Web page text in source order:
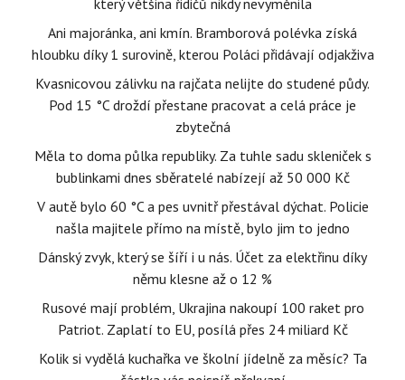
který většina řidičů nikdy nevyměnila
Ani majoránka, ani kmín. Bramborová polévka získá
hloubku díky 1 surovině, kterou Poláci přidávají odjakživa
Kvasnicovou zálivku na rajčata nelijte do studené půdy.
Pod 15 °C droždí přestane pracovat a celá práce je
zbytečná
Měla to doma půlka republiky. Za tuhle sadu skleniček s
bublinkami dnes sběratelé nabízejí až 50 000 Kč
V autě bylo 60 °C a pes uvnitř přestával dýchat. Policie
našla majitele přímo na místě, bylo jim to jedno
Dánský zvyk, který se šíří i u nás. Účet za elektřinu díky
němu klesne až o 12 %
Rusové mají problém, Ukrajina nakoupí 100 raket pro
Patriot. Zaplatí to EU, posílá přes 24 miliard Kč
Kolik si vydělá kuchařka ve školní jídelně za měsíc? Ta